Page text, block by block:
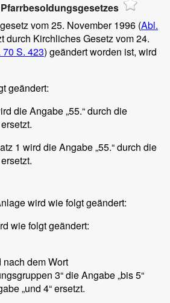
vom 25. November 1996 (Abl.
durch Kirchliches Gesetz vom 24.
70 S. 423) geändert worden ist, wird
geändert:
die Angabe „55.“ durch die
1 wird die Angabe „55.“ durch die
wird wie folgt geändert:
wie folgt geändert:
nach dem Wort
3“ die Angabe „bis 5“
„und 4“ ersetzt.